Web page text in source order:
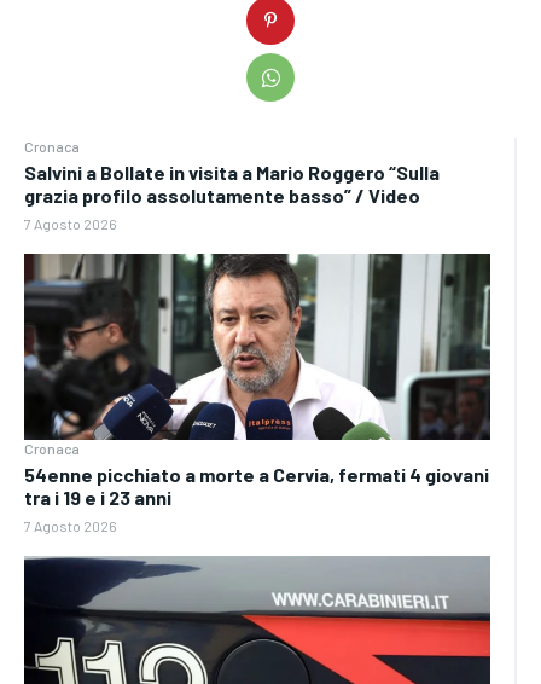
Cronaca
Salvini a Bollate in visita a Mario Roggero “Sulla
grazia profilo assolutamente basso” / Video
7 Agosto 2026
Cronaca
54enne picchiato a morte a Cervia, fermati 4 giovani
tra i 19 e i 23 anni
7 Agosto 2026